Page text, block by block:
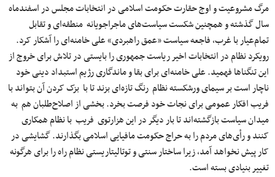
مرگ مشروعیت و اوج حقارت حکومت اسلامی در انتخابات مجلس در اسفندماه
سال گذشته و همچنین شکست سیاست‌های ماجراجویانه منطقه‌ای و تقابل
تمام‌عیار با غرب، فاجعه سیاست «عمق راهبردی» علی خامنه‌ای را آشکار کرد.
رویکرد نظام در انتخابات اخیر ریاست جمهوری را بایستی در تلاش برای خروج از
این تنگناها فهمید. علی خامنه‌ای برای بقا و ماندگاری رژیم استبداد دینی خود
ناچار است بر سیمای ورشکسته نظام رنگ تازه‌ای بزند تا با بزک کردن آن بتواند با
فریب افکار عمومی برای نجات خود فرصت بخرد. بخشی از اصلاح‌طلبان هم به
میدان سیاست بازگشته‌اند تا بار دیگر در این هزارتوی فریب با نظام همکاری
کنند و رأی‌های مردم را به حراج حکومت مافیایی اسلامی بگذارند. گشایشی در
کار پیش نخواهد آمد، زیرا ساختار سنتی و توتالیتاریستی نظام راه را برای هرگونه
تغییر بنیادی بسته است.